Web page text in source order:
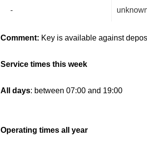
-
Comment: Key is available against
Service times this week
All days: between 07:00 and 19:00
Operating times all year